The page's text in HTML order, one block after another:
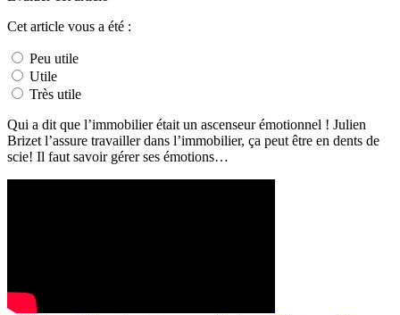
Cet article vous a été :
Peu utile
Utile
Très utile
Qui a dit que l’immobilier était un ascenseur émotionnel ! Julien
Brizet l’assure travailler dans l’immobilier, ça peut être en dents de
scie! Il faut savoir gérer ses émotions…